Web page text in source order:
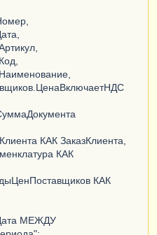
КАК ЗаказКлиента,
КАК
КАК
МЕЖДУ